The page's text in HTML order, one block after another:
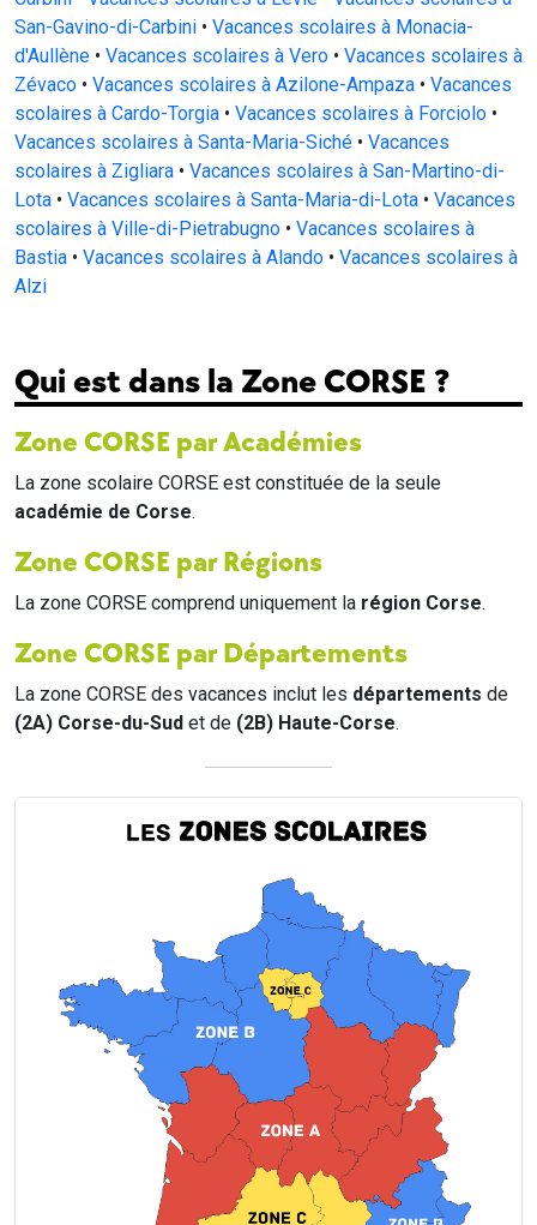
San-Gavino-di-Carbini • Vacances scolaires à Monacia-
d'Aullène • Vacances scolaires à Vero • Vacances scolaires à
Zévaco • Vacances scolaires à Azilone-Ampaza • Vacances
scolaires à Cardo-Torgia • Vacances scolaires à Forciolo •
Vacances scolaires à Santa-Maria-Siché • Vacances
scolaires à Zigliara • Vacances scolaires à San-Martino-di-
Lota • Vacances scolaires à Santa-Maria-di-Lota • Vacances
scolaires à Ville-di-Pietrabugno • Vacances scolaires à
Bastia • Vacances scolaires à Alando • Vacances scolaires à
Alzi
Qui est dans la Zone CORSE ?
Zone CORSE par Académies
La zone scolaire CORSE est constituée de la seule
académie de Corse.
Zone CORSE par Régions
La zone CORSE comprend uniquement la région Corse.
Zone CORSE par Départements
La zone CORSE des vacances inclut les départements de
(2A) Corse-du-Sud et de (2B) Haute-Corse.